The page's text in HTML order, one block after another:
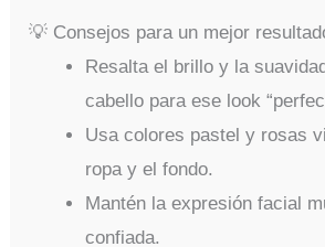
💡 Consejos para un mejor
Resalta el brillo y la
cabello para ese look
Usa colores pastel y rosas
ropa y el fondo.
Mantén la expresión facial
confiada.